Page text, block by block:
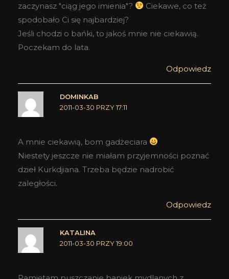
zaczynasz "ciąg jego imienia"?
Ciekawe, co też
spodobało Ci się najbardziej?
Jeśli chodzi o bańki, to jakoś mnie nie ciekawią.
Poczekam do lata.
Odpowiedz
DOMINKAB
2011-03-30 PRZY 17:11
A mnie ciekawią, bom gadżeciara
Niestety jeszcze nie miałam przyjemności poznać
dzieł Kurkdjiana. Trzeba będzie nadrobić
zaległości.
Odpowiedz
KATALINA
2011-03-30 PRZY 19:00